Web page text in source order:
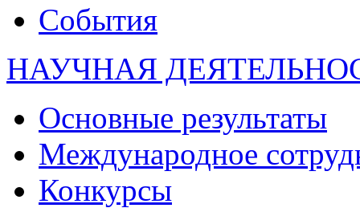
События
НАУЧНАЯ
Основные результаты
Международное
Конкурсы